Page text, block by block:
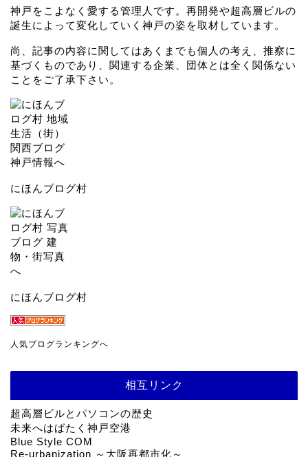
神戸をこよなく愛する管理人です。再開発や超高層ビルの
誕生によって変化していく神戸の姿を取材しています。
尚、記事の内容に関してはあくまでも個人の考え、推察に
基づくものであり、関連する企業、団体とは全く関係ない
ことをご了承下さい。
にほんブログ村
にほんブログ村
人気ブログランキングへ
相互リンク
超高層ビルとパソコンの歴史
未来へはばたく神戸空港
Blue Style COM
Re-urbanization ～大阪再都市化～